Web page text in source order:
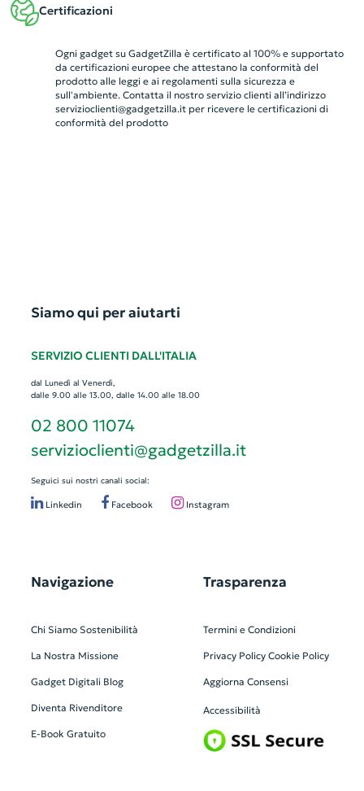
Certificazioni
Ogni gadget su GadgetZilla è certificato al 100% e supportato
da certificazioni europee che attestano la conformità del
prodotto alle leggi e ai regolamenti sulla sicurezza e
sull'ambiente. Contatta il nostro servizio clienti all’indirizzo
servizioclienti@gadgetzilla.itper ricevere le certificazioni di
conformità del prodotto
Siamo qui per aiutarti
SERVIZIO CLIENTI DALL'ITALIA
dal Lunedì al Venerdì,
dalle 9.00 alle 13.00, dalle 14.00 alle 18.00
02 800 11074
servizioclienti@gadgetzilla.it
Seguici sui nostri canali social:
Linkedin Facebook Instagram
Navigazione
Chi Siamo Sostenibilità
La Nostra Missione
Gadget Digitali Blog
Diventa Rivenditore
E-Book Gratuito
Trasparenza
Termini e Condizioni
Privacy Policy Cookie Policy
Aggiorna Consensi
Accessibilità